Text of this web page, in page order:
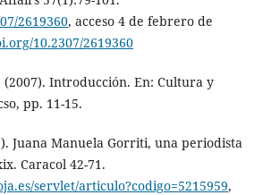
2619360, acceso 4 de febrero de
10.2307/2619360
(2007). Introducción. En: Cultura y
pp. 11-15.
Juana Manuela Gorriti, una periodista
Caracol 42-71.
servlet/articulo?codigo=5215959,